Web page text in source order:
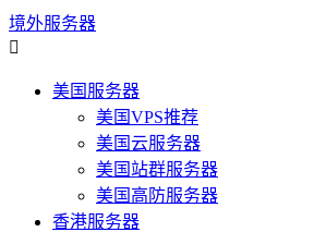
境外服务器

美国服务器
美国VPS推荐
美国云服务器
美国站群服务器
美国高防服务器
香港服务器